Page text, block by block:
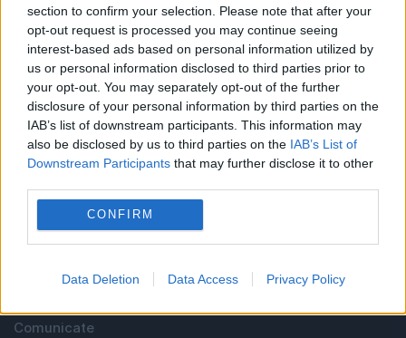
section to confirm your selection. Please note that after your
opt-out request is processed you may continue seeing
interest-based ads based on personal information utilized by
us or personal information disclosed to third parties prior to
your opt-out. You may separately opt-out of the further
disclosure of your personal information by third parties on the
IAB’s list of downstream participants. This information may
also be disclosed by us to third parties on the IAB’s List of
Downstream Participants that may further disclose it to other
CONFIRM
Data Deletion Data Access Privacy Policy
Cel mai bun portal de stiri!
Evenimentul Zilei este o publicație multimedia, dedicată
celor care apreciază știrile corecte, obiective și
relevante din toate domeniile de activitate
Utile
Comunicate